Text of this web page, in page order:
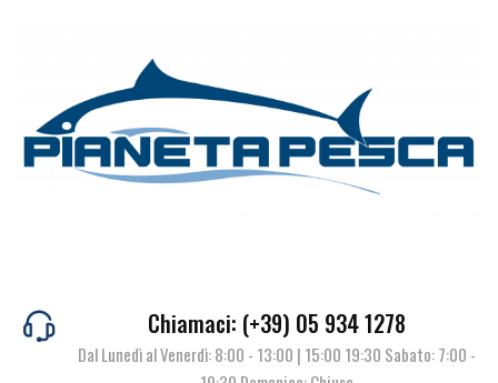
Chiamaci: (+39) 05 934 1278
Dal Lunedì al Venerdì: 8:00 - 13:00 | 15:00 19:30 Sabato: 7:00 -